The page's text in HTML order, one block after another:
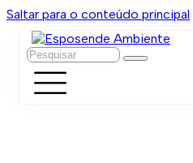
Saltar para o conteúdo principal
Pesquisar